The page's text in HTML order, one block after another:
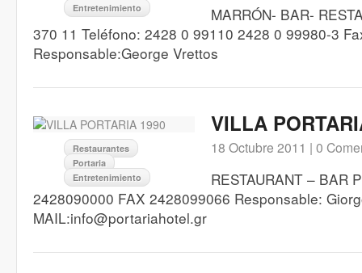
Entretenimiento
MARRÓN- BAR-
370 11 Teléfono: 2428 0 99110 2428 0 99980-3
Responsable:George Vrettos
Restaurantes
Portaria
Entretenimiento
VILLA
18 Octubre 2011 | 0
RESTAURANT – BAR
2428090000 FAX 2428099066 Responsable:
MAIL:info@portariahotel.gr